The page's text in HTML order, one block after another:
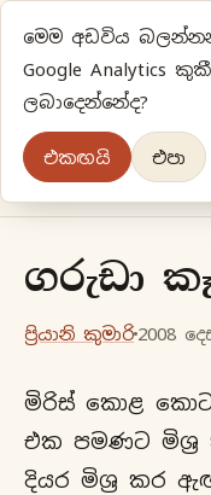
මුල් පිටුව
ගරුඩා
ප්‍රියානි කුමාරි 2008
මිරිස් කොළ
එක පමණට
දියර මිශ්‍ර කර
මෙම අඩවිය
Google
ලබාදෙන්නේද?
එකඟයි එපා